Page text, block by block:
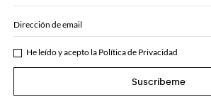
Dirección de email
He leído y acepto la Política de Privacidad
Suscríbeme